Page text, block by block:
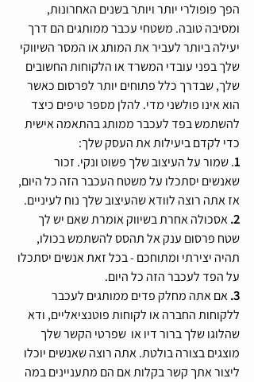
הפך פופולרי יותר ויותר בשנים האחרונות,
ומסיבה טובה. משטחי עכבר ממותגים הם דרך
יעילה ביותר לעביר את המותג או המסר השיווקי
שלך בפני עובדי המשרד או הלקוחות החשובים
שלך, שבדרך כלל פתוחים יותר לפרסום כאשר
הוא אינו פולשני מדי. להלן מספר טיפים כיצד
להשתמש בפד לעכבר ממותג בהתאמה אישית
כדי לקדם ביעילות את העסק שלך:
1. שמור על העיצוב שלך פשוט ונקי. זכור
שאנשים יסתכלו על משטח העכבר הזה כל היום,
אז אתה רוצה לוודא שהעיצוב שלך נוח לעיניים.
2. אסכולה אחרת בשיווק אומרת שאם יש לך
שטח פרסום ענק אל תהסס להשתמש בכולו,
תהיה יצירתי ומתוחכם - בכל זאת אנשים יסתכלו
על הפד לעכבר הזה כל היום.
3. אם אתה מחלק פדים ממותגים לעכבר
ללקוחות החברה או לקוחות פוטנציאליים, ודא
שהלוגו שלך ברור דיו או  שפרטי הקשר שלך
מוצגים בצורה בולטת. אתה רוצה שאנשים יוכלו
ליצור אתך קשר בקלות אם הם מתעניינים במה